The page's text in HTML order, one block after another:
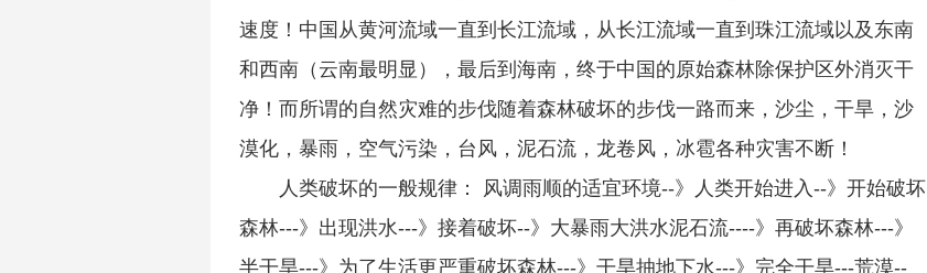
速度！中国从黄河流域一直到长江流域，从长江流域一直到珠江流域以及东南
和西南（云南最明显），最后到海南，终于中国的原始森林除保护区外消灭干
净！而所谓的自然灾难的步伐随着森林破坏的步伐一路而来，沙尘，干旱，沙
漠化，暴雨，空气污染，台风，泥石流，龙卷风，冰雹各种灾害不断！
人类破坏的一般规律： 风调雨顺的适宜环境--》人类开始进入--》开始破坏
森林---》出现洪水---》接着破坏--》大暴雨大洪水泥石流----》再破坏森林---》
半干旱---》为了生活更严重破坏森林---》干旱抽地下水---》完全干旱---荒漠--